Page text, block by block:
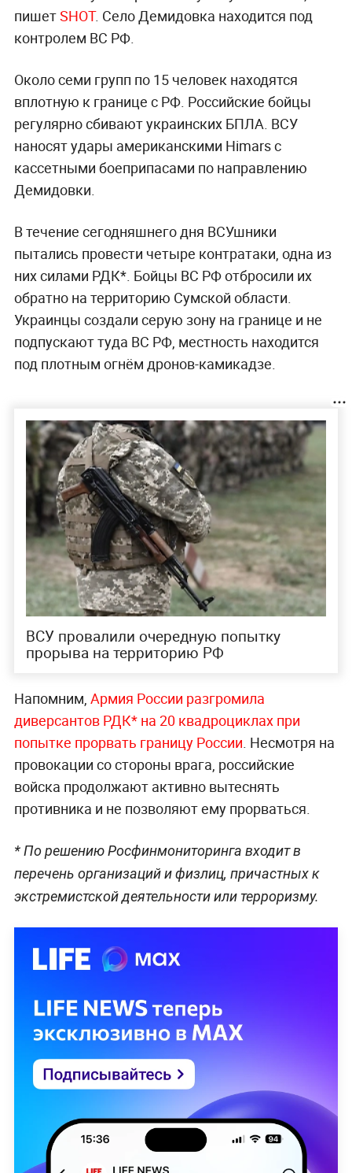
пишетSHOT. Село Демидовка находится под
контролем ВС РФ.
Около семи групп по 15 человек находятся
вплотную к границе с РФ. Российские бойцы
регулярно сбивают украинских БПЛА. ВСУ
наносят удары американскими Himars с
кассетными боеприпасами по направлению
Демидовки.
В течение сегодняшнего дня ВСУшники
пытались провести четыре контратаки, одна из
них силами РДК*. Бойцы ВС РФ отбросили их
обратно на территорию Сумской области.
Украинцы создали серую зону на границе и не
подпускают туда ВС РФ, местность находится
под плотным огнём дронов-камикадзе.
ВСУ провалили очередную попытку
прорыва на территорию РФ
Напомним, Армия России разгромила
диверсантов РДК* на 20 квадроциклах при
попытке прорвать границу России. Несмотря на
провокации со стороны врага, российские
войска продолжают активно вытеснять
противника и не позволяют ему прорваться.
* По решению Росфинмониторинга входит в
перечень организаций и физлиц, причастных к
экстремистской деятельности или терроризму.